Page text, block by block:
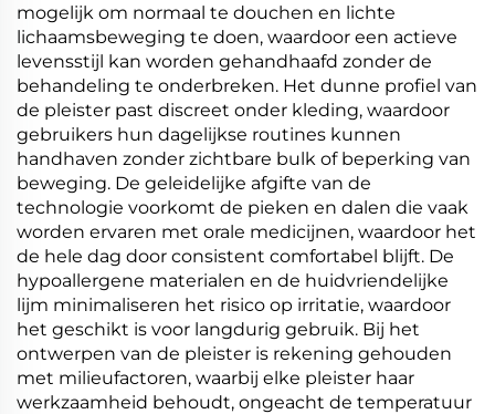
mogelijk om normaal te douchen en lichte
lichaamsbeweging te doen, waardoor een actieve
levensstijl kan worden gehandhaafd zonder de
behandeling te onderbreken. Het dunne profiel van
de pleister past discreet onder kleding, waardoor
gebruikers hun dagelijkse routines kunnen
handhaven zonder zichtbare bulk of beperking van
beweging. De geleidelijke afgifte van de
technologie voorkomt de pieken en dalen die vaak
worden ervaren met orale medicijnen, waardoor het
de hele dag door consistent comfortabel blijft. De
hypoallergene materialen en de huidvriendelijke
lijm minimaliseren het risico op irritatie, waardoor
het geschikt is voor langdurig gebruik. Bij het
ontwerpen van de pleister is rekening gehouden
met milieufactoren, waarbij elke pleister haar
werkzaamheid behoudt, ongeacht de temperatuur